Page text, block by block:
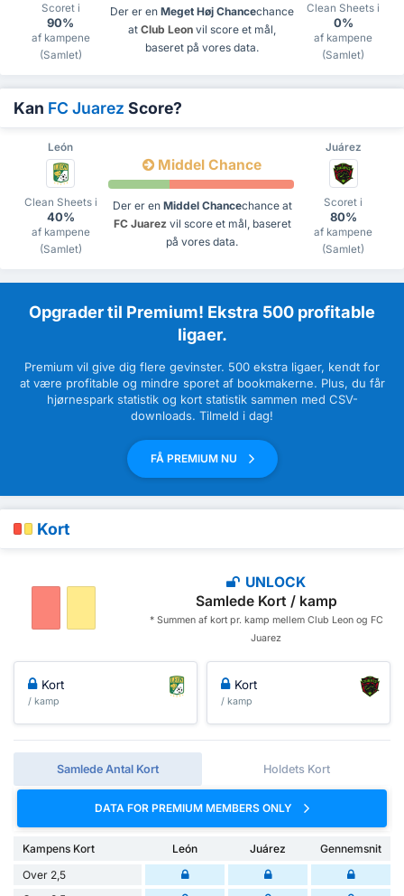
Scoret i
90%
af kampene
(Samlet)
Der er en Meget Høj Chancechance
at Club Leon vil score et mål,
baseret på vores data.
Clean Sheets i
0%
af kampene
(Samlet)
Kan FC Juarez Score?
León Juárez
Clean Sheets i
40%
af kampene
(Samlet)
Middel Chance
Der er en Middel Chancechance at
FC Juarez vil score et mål, baseret
på vores data.
Scoret i
80%
af kampene
(Samlet)
Opgrader til Premium! Ekstra 500 profitable
ligaer.
Premium vil give dig flere gevinster. 500 ekstra ligaer, kendt for
at være profitable og mindre sporet af bookmakerne. Plus, du får
hjørnespark statistik og kort statistik sammen med CSV-
downloads. Tilmeld i dag!
FÅ PREMIUM NU
Kort
UNLOCK
Samlede Kort / kamp
* Summen af ​​kort pr. kamp mellem Club Leon og FC
Juarez
Kort
/ kamp
Kort
/ kamp
Samlede Antal Kort Holdets Kort
DATA FOR PREMIUM MEMBERS ONLY
Kampens Kort León Juárez
Gennemsnit
Over 2,5